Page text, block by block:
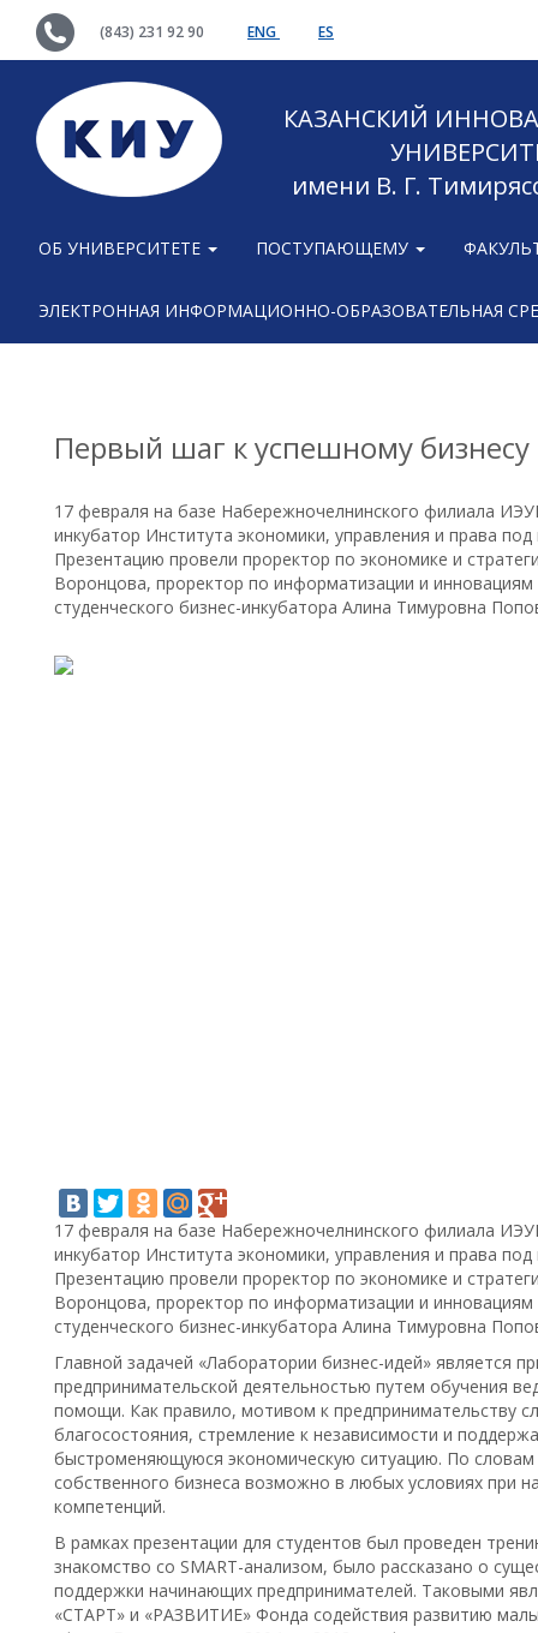
(843) 231 92 90 ENG ES
КАЗАНСКИЙ
имени В. Г.
ОБ УНИВЕРСИТЕТЕ ПОСТУПАЮЩЕМУ
ЭЛЕКТРОННАЯ ИНФОРМАЦИОННО-ОБРАЗОВАТЕЛЬНАЯ
Первый шаг к успешному
17 февраля на базе Набережночелнинского филиала
инкубатор Института экономики, управления и права
Презентацию провели проректор по экономике и
Воронцова, проректор по информатизации и
студенческого бизнес-инкубатора Алина Тимуровна
17 февраля на базе Набережночелнинского филиала
инкубатор Института экономики, управления и права
Презентацию провели проректор по экономике и
Воронцова, проректор по информатизации и
студенческого бизнес-инкубатора Алина Тимуровна
Главной задачей «Лаборатории бизнес-идей» является
предпринимательской деятельностью путем обучения
помощи. Как правило, мотивом к предпринимательству
благосостояния, стремление к независимости и
быстроменяющуюся экономическую ситуацию. По
собственного бизнеса возможно в любых условиях при
компетенций.
В рамках презентации для студентов был проведен
знакомство со SMART-анализом, было рассказано о
поддержки начинающих предпринимателей. Таковыми
«СТАРТ» и «РАЗВИТИЕ» Фонда содействия развитию